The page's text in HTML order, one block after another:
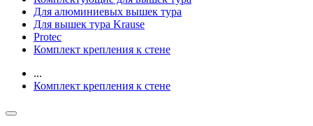
Для алюминиевых вышек тура
Для вышек тура Krause
Protec
Комплект крепления к стене
...
Комплект крепления к стене